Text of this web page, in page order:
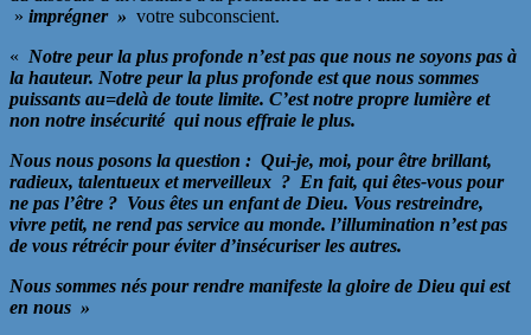
» imprégner » votre subconscient.
« Notre peur la plus profonde n’est pas que nous ne soyons pas à
la hauteur. Notre peur la plus profonde est que nous sommes
puissants au=delà de toute limite. C’est notre propre lumière et
non notre insécurité qui nous effraie le plus.
Nous nous posons la question : Qui-je, moi, pour être brillant,
radieux, talentueux et merveilleux ? En fait, qui êtes-vous pour
ne pas l’être ? Vous êtes un enfant de Dieu. Vous restreindre,
vivre petit, ne rend pas service au monde. l’illumination n’est pas
de vous rétrécir pour éviter d’insécuriser les autres.
Nous sommes nés pour rendre manifeste la gloire de Dieu qui est
en nous »